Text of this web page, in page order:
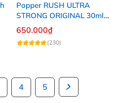
Popper RUSH ULTRA
STRONG ORIGINAL 30ml
Chính Hãng Mỹ PWD
650.000₫
(230)
4 5